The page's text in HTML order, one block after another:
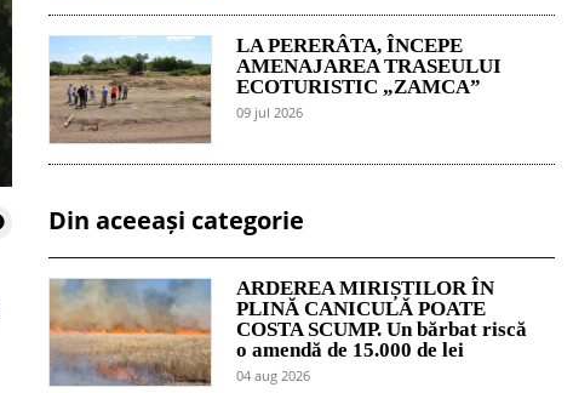
LA PERERÂTA, ÎNCEPE
AMENAJAREA TRASEULUI
ECOTURISTIC „ZAMCA”
09 jul 2026
Din aceeași categorie
ARDEREA MIRIȘTILOR ÎN
PLINĂ CANICULĂ POATE
COSTA SCUMP. Un bărbat riscă
o amendă de 15.000 de lei
04 aug 2026